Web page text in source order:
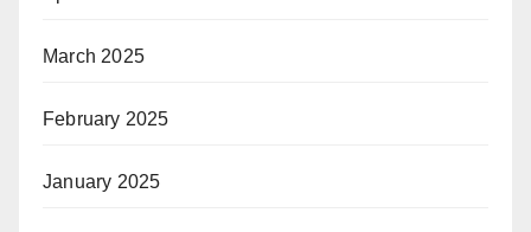
March 2025
February 2025
January 2025